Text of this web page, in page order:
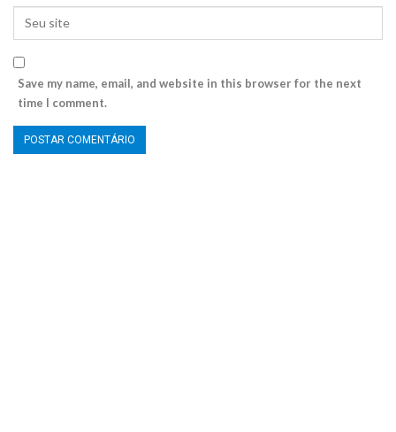
Save my name, email, and website in this browser for the next
time I comment.